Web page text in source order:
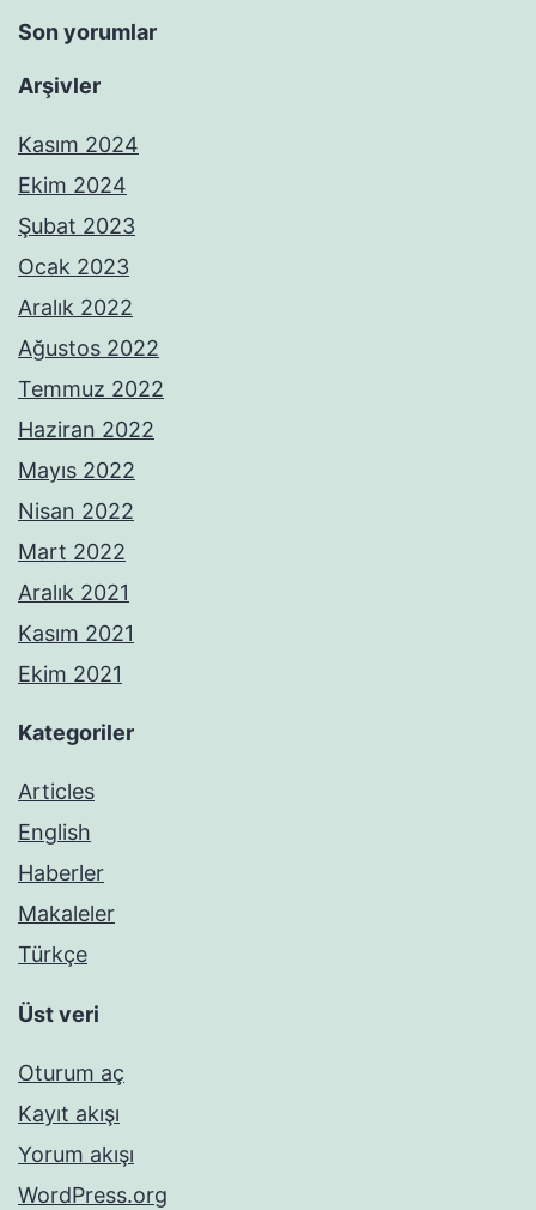
Son yorumlar
Arşivler
Kasım 2024
Ekim 2024
Şubat 2023
Ocak 2023
Aralık 2022
Ağustos 2022
Temmuz 2022
Haziran 2022
Mayıs 2022
Nisan 2022
Mart 2022
Aralık 2021
Kasım 2021
Ekim 2021
Kategoriler
Articles
English
Haberler
Makaleler
Türkçe
Üst veri
Oturum aç
Kayıt akışı
Yorum akışı
WordPress.org